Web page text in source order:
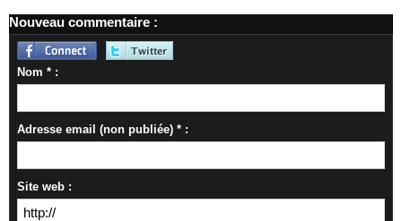
Nouveau commentaire :
Nom * :
Adresse email (non publiée) * :
Site web :